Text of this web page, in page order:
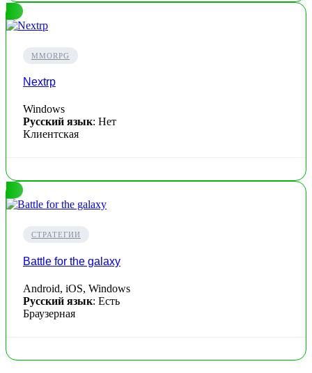
MMORPG
Nextrp
Windows
Русский язык: Нет
Клиентская
СТРАТЕГИИ
Battle for the galaxy
Android, iOS, Windows
Русский язык: Есть
Браузерная